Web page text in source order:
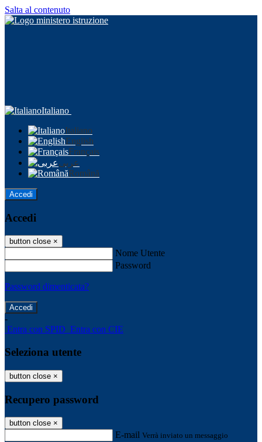
Salta al contenuto
Italiano
Italiano
English
Français
عربى
Română
Accedi
Accedi
button close ×
Nome Utente
Password
Password dimenticata?
-
Entra con SPID Entra con CIE
Seleziona utente
button close ×
Recupero password
button close ×
E-mail Verrà inviato un messaggio